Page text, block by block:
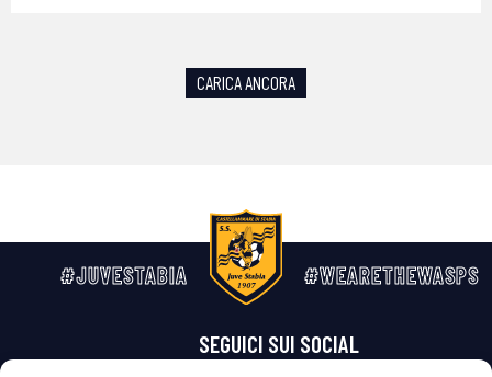
CARICA ANCORA
#JUVESTABIA #WEARETHEWASPS
SEGUICI SUI SOCIAL